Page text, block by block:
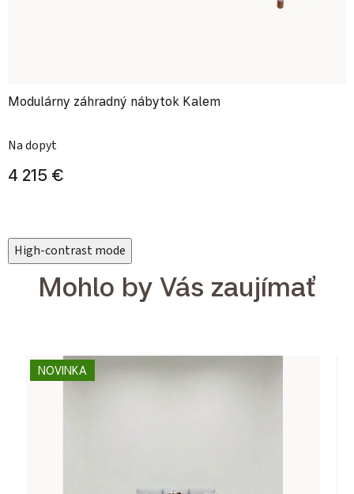
Modulárny záhradný nábytok Kalem
Na dopyt
4 215 €
High-contrast mode
Mohlo by Vás zaujímať
NOVINKA